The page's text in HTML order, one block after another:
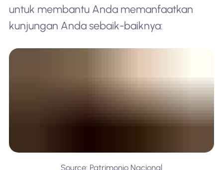
untuk membantu Anda memanfaatkan
kunjungan Anda sebaik-baiknya:
Source: Patrimonio Nacional